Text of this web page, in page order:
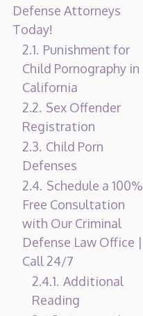
Defense Attorneys
Today!
2.1. Punishment for
Child Pornography in
California
2.2. Sex Offender
Registration
2.3. Child Porn
Defenses
2.4. Schedule a 100%
Free Consultation
with Our Criminal
Defense Law Office |
Call 24/7
2.4.1. Additional
Reading